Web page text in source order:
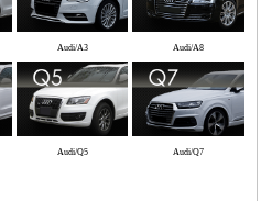
Audi/A3 Audi/A8
Audi/Q5 Audi/Q7